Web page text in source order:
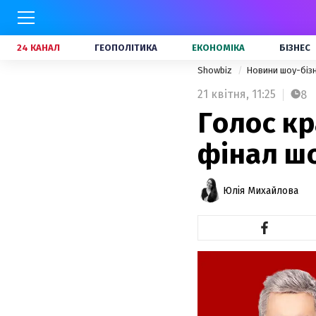
24 КАНАЛ ГЕОПОЛІТИКА ЕКОНОМІКА БІЗНЕС
Showbiz Новини шоу-
21 квітня, 11:25 8
Голос
фінал
Юлія Михайлова